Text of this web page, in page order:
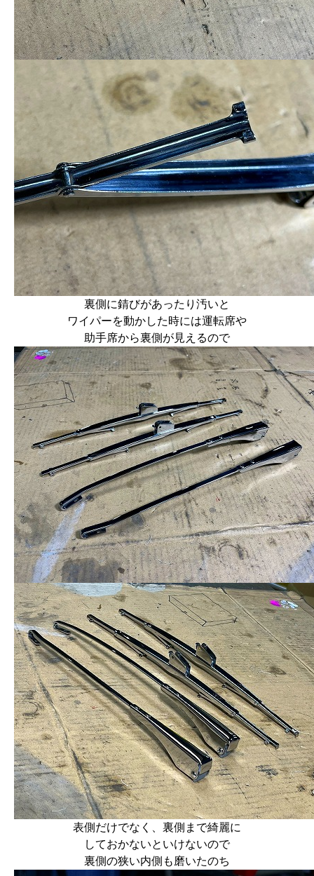
裏側に錆びがあったり汚いと
ワイパーを動かした時には運転席や
助手席から裏側が見えるので
表側だけでなく、裏側まで綺麗に
しておかないといけないので
裏側の狭い内側も磨いたのち